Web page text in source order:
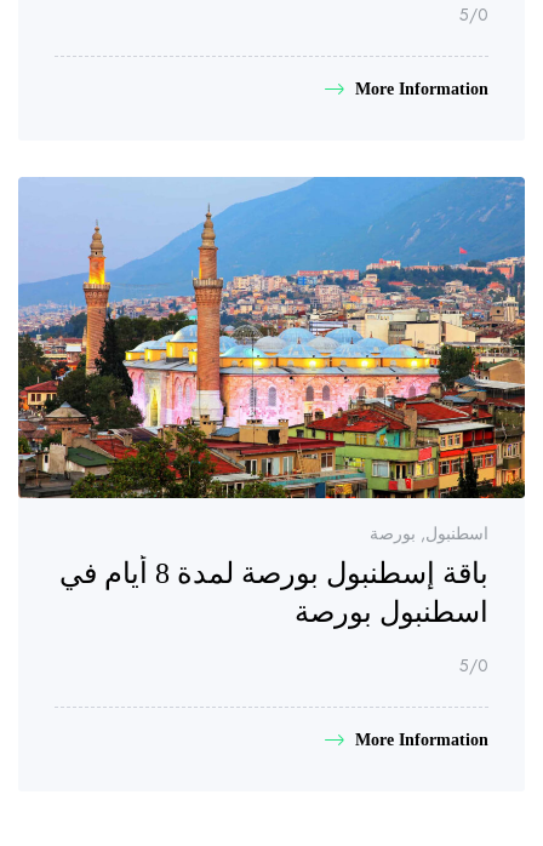
0
/5
More Information
اسطنبول, بورصة
باقة إسطنبول بورصة لمدة 8 أيام في
اسطنبول بورصة
0
/5
More Information